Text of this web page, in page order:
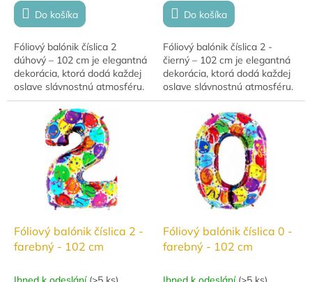
Do košíka
Fóliový balónik číslica 2
dúhový – 102 cm je elegantná
dekorácia, ktorá dodá každej
oslave slávnostnú atmosféru.
Vďaka veľkosti 102 cm,
kvalitnému spracovaniu od
talianskeho...
Do košíka
Fóliový balónik číslica 2 -
čierný – 102 cm je elegantná
dekorácia, ktorá dodá každej
oslave slávnostnú atmosféru.
Vďaka veľkosti 102 cm,
kvalitnému spracovaniu od
talianskeho...
Fóliový balónik číslica 2 -
farebný - 102 cm
Fóliový balónik číslica 0 -
farebný - 102 cm